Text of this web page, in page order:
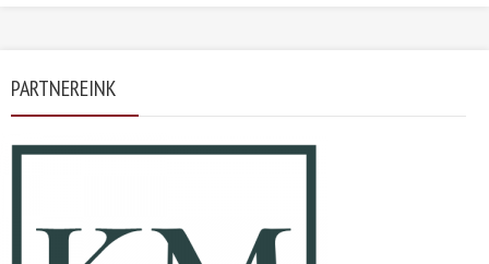
PARTNEREINK